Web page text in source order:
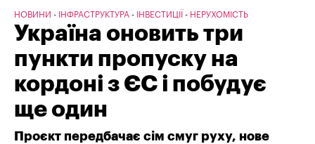
НОВИНИ ІНФРАСТРУКТУРА ІНВЕСТИЦІЇ НЕРУХОМІСТЬ
Україна оновить три
пункти пропуску на
кордоні з ЄС і побудує
ще один
Проєкт передбачає сім смуг руху, нове